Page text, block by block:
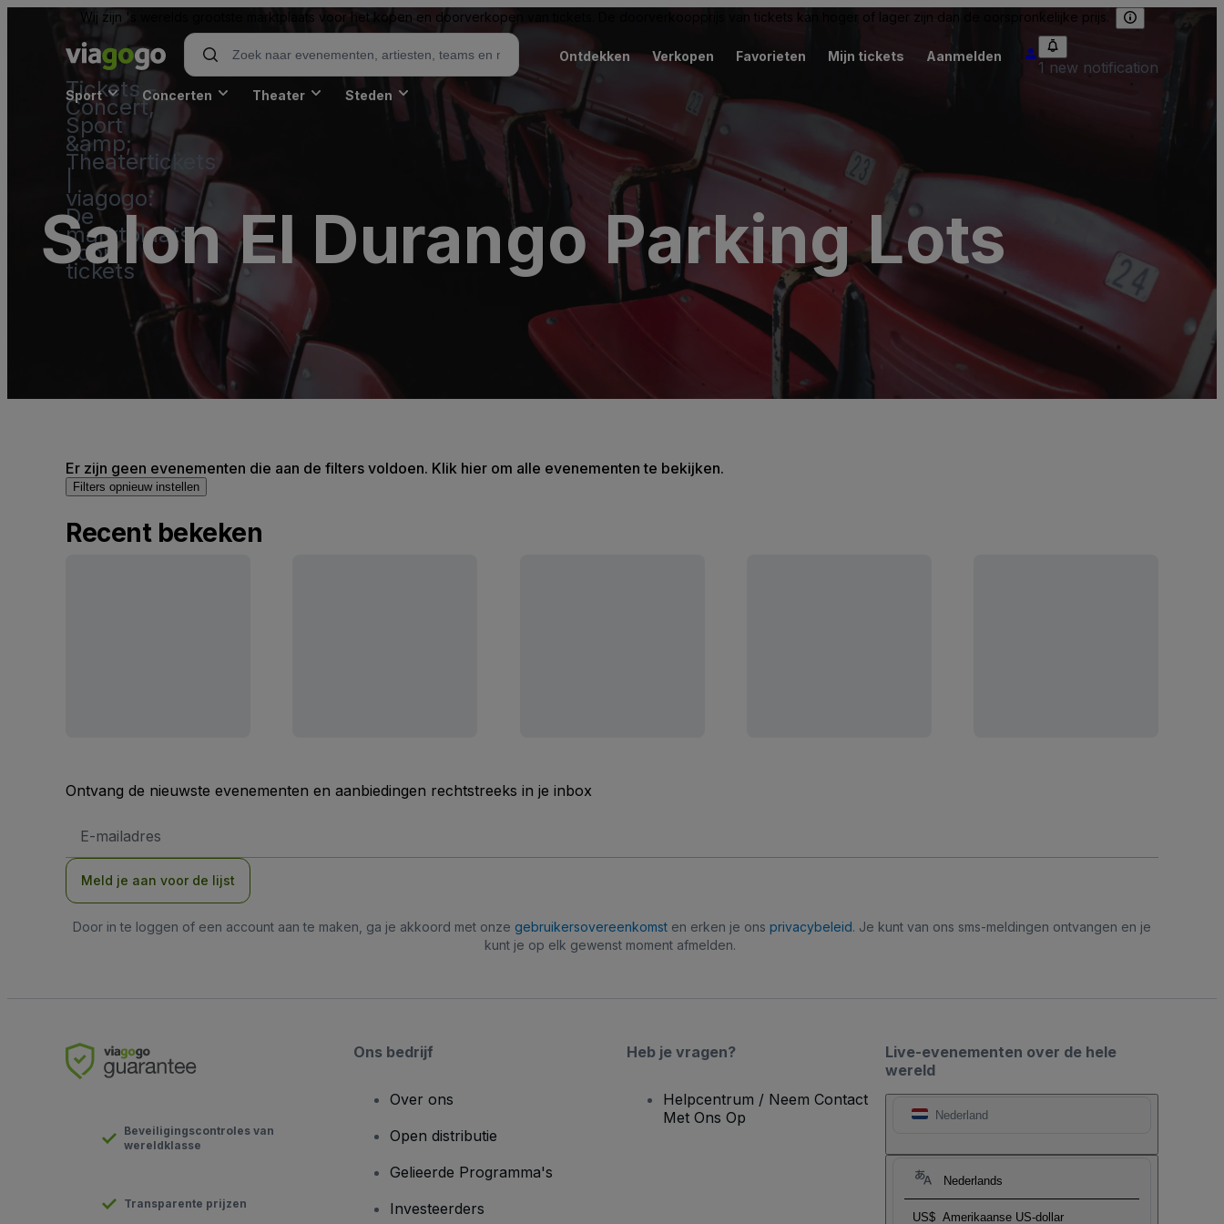
Wij zijn 's werelds grootste marktplaats voor het kopen en doorverkopen van tickets. De doorverkoopprijs van tickets kan hoger of lager zijn dan de oorspronkelijke prijs.
Tickets -
Concert,
Sport
&amp;
Theatertickets
viagogo:
De
marktplaats
voor
tickets
Ontdekken Verkopen Favorieten Mijn tickets Aanmelden
1 new notification
Sport Concerten Theater Steden
Salon El Durango Parking Lots
Er zijn geen evenementen die aan de filters voldoen. Klik hier om alle evenementen te bekijken.
Filters opnieuw instellen
Recent bekeken
Ontvang de nieuwste evenementen en aanbiedingen rechtstreeks in je inbox
mailadres
Meld je aan voor de lijst
Door in te loggen of een account aan te maken, ga je akkoord met onze gebruikersovereenkomst en erken je ons privacybeleid. Je kunt van ons sms-meldingen ontvangen en je
kunt je op elk gewenst moment afmelden.
Live-evenementen over de hele
wereld
Nederland
Nederlands
US$ Amerikaanse US-dollar
Beveiligingscontroles van
wereldklasse
Transparente prijzen
Ons bedrijf
Over ons
Open distributie
Gelieerde Programma's
Investeerders
Heb je vragen?
Helpcentrum / Neem Contact
Met Ons Op